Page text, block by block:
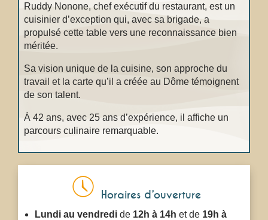
Ruddy Nonone, chef exécutif du restaurant, est un
cuisinier d’exception qui, avec sa brigade, a
propulsé cette table vers une reconnaissance bien
méritée.
Sa vision unique de la cuisine, son approche du
travail et la carte qu’il a créée au Dôme témoignent
de son talent.
À 42 ans, avec 25 ans d’expérience, il affiche un
parcours culinaire remarquable.
Horaires d’ouverture
Lundi au vendredi de 12h à 14h et de 19h à